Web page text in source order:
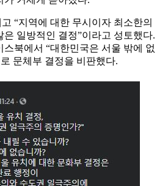
“지역에 대한 무시이자 최소한의
일방적인 결정”이라고 성토했다.
북에서 “대한민국은 서울 밖에 없
문체부 결정을 비판했다.